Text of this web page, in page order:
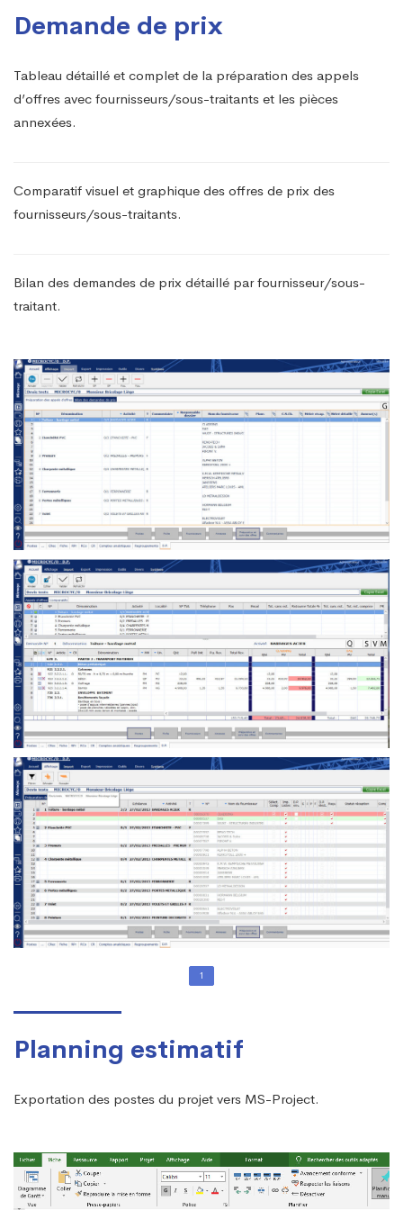
Demande de prix
Tableau détaillé et complet de la préparation des appels
d’offres avec fournisseurs/sous-traitants et les pièces
annexées.
Comparatif visuel et graphique des offres de prix des
fournisseurs/sous-traitants.
Bilan des demandes de prix détaillé par fournisseur/sous-
traitant.
1
Planning estimatif
Exportation des postes du projet vers MS-Project.